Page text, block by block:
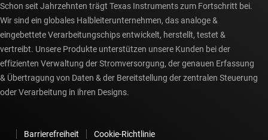
Schon seit Jahrzehnten trägt Texas Instruments zum Fortschritt bei.
Wir sind ein globales Halbleiterunternehmen, das analoge &
eingebettete Verarbeitungschips entwickelt, herstellt, testet &
vertreibt. Unsere Produkte unterstützen unsere Kunden bei der
effizienten Verwaltung der Stromversorgung, der genauen Erfassung
& Übertragung von Daten & der Bereitstellung der zentralen Steuerung
oder Verarbeitung in ihren Designs.
Barrierefreiheit
Cookie-Richtlinie